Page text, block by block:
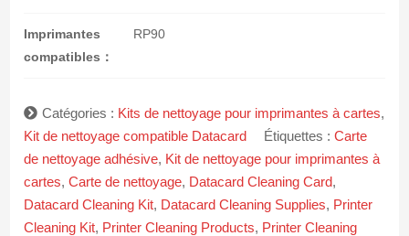
Imprimantes
compatibles：
RP90
Catégories : Kits de nettoyage pour imprimantes à cartes,
Kit de nettoyage compatible Datacard
Étiquettes :Carte
de nettoyage adhésive, Kit de nettoyage pour imprimantes à
cartes,Carte de nettoyage, Datacard Cleaning Card,
Datacard Cleaning Kit, Datacard Cleaning Supplies, Printer
Cleaning Kit, Printer Cleaning Products, Printer Cleaning